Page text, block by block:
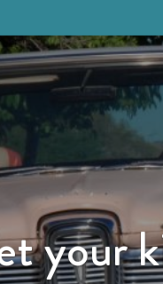
your